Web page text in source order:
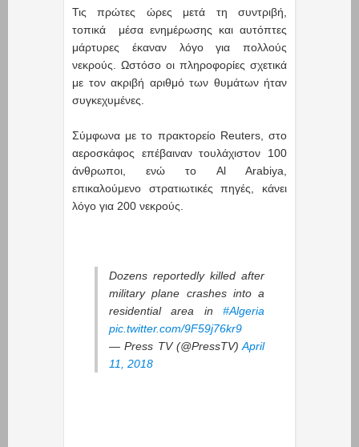
Τις πρώτες ώρες μετά τη συντριβή,
τοπικά μέσα ενημέρωσης και αυτόπτες
μάρτυρες έκαναν λόγο για πολλούς
νεκρούς. Ωστόσο οι πληροφορίες σχετικά
με τον ακριβή αριθμό των θυμάτων ήταν
συγκεχυμένες.
Σύμφωνα με το πρακτορείο Reuters, στο
αεροσκάφος επέβαιναν τουλάχιστον 100
άνθρωποι, ενώ το Al Arabiya,
επικαλούμενο στρατιωτικές πηγές, κάνει
λόγο για 200 νεκρούς.
Dozens reportedly killed after
military plane crashes into a
residential area in #Algeria
pic.twitter.com/9F59j76kr9
— Press TV (@PressTV)April
11, 2018